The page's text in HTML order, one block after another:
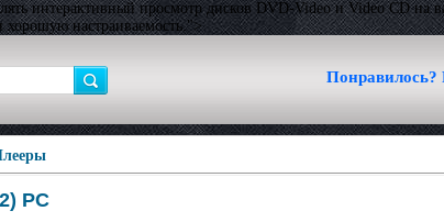
интерактивный просмотр дисков DVD-Video и Video CD на
хорошую настраиваемость.">
Понравилось?
PC